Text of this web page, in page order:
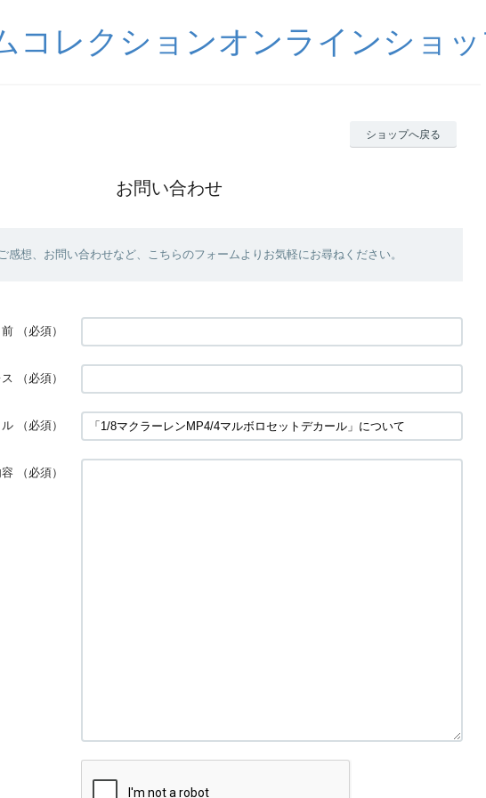
コレクションオンラインショ
ショップへ戻る
お問い合わせ
感想、お問い合わせなど、こちらのフォームよりお気軽にお尋ねください。
前 （必須）
（必須）
（必須）
（必須）